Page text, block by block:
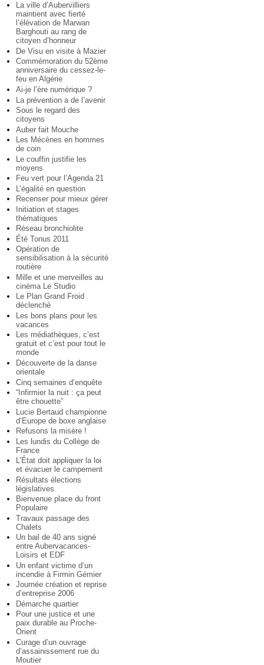
La ville d’Aubervilliers
maintient avec fierté
l’élévation de Marwan
Barghouti au rang de
citoyen d’honneur
De Visu en visite à Mazier
Commémoration du 52ème
anniversaire du cessez-le-
feu en Algérie
Ai-je l’ère numérique ?
La prévention a de l’avenir
Sous le regard des
citoyens
Auber fait Mouche
Les Mécènes en hommes
de coin
Le couffin justifie les
moyens
Feu vert pour l’Agenda 21
L’égalité en question
Recenser pour mieux gérer
Initiation et stages
thématiques
Réseau bronchiolite
Été Tonus 2011
Opération de
sensibilisation à la sécurité
routière
Mille et une merveilles au
cinéma Le Studio
Le Plan Grand Froid
déclenché
Les bons plans pour les
vacances
Les médiathèques, c’est
gratuit et c’est pour tout le
monde
Découverte de la danse
orientale
Cinq semaines d’enquête
“Infirmier la nuit : ça peut
être chouette”
Lucie Bertaud championne
d’Europe de boxe anglaise
Refusons la misère !
Les lundis du Collège de
France
L’État doit appliquer la loi
et évacuer le campement
Résultats élections
législatives
Bienvenue place du front
Populaire
Travaux passage des
Chalets
Un bail de 40 ans signé
entre Aubervacances-
Loisirs et EDF
Un enfant victime d’un
incendie à Firmin Gémier
Journée création et reprise
d’entreprise 2006
Démarche quartier
Pour une justice et une
paix durable au Proche-
Orient
Curage d’un ouvrage
d’assainissement rue du
Moutier